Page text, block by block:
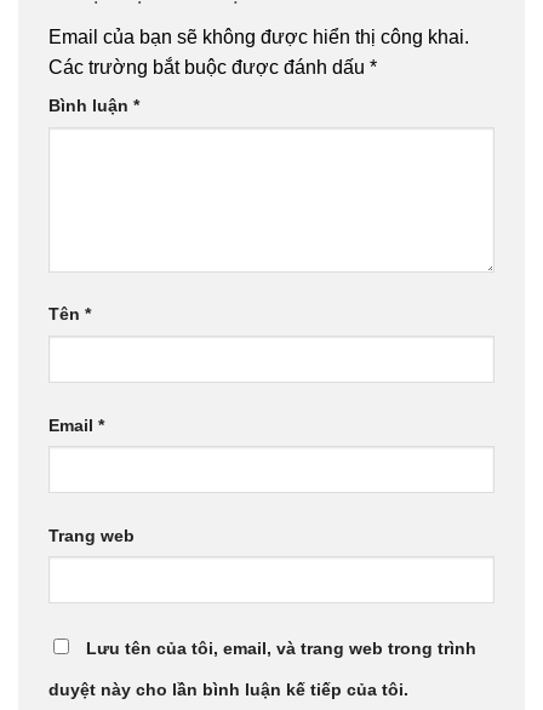
Email của bạn sẽ không được hiển thị công khai.
Các trường bắt buộc được đánh dấu *
Bình luận *
Tên *
Email *
Trang web
Lưu tên của tôi, email, và trang web trong trình
duyệt này cho lần bình luận kế tiếp của tôi.